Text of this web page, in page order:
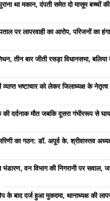
था मकान, दंपती समेत दो मासूम बच्चों
पर लापरवाही का आरोप, परिजनों का
तीन बार जीती रसड़ा विधानसभा,
भष्टाचार को लेकर जिलाध्यक्ष के नेतृत्व
दर्दनाक मौत जबकि दूसरा गंभीररूप से
का गठन: डॉ. अपूर्व के. श्रीवास्तव
वन विभाग की निगरानी पर सवाल,
बाद दर्ज हुआ मुकदमा, थानाध्यक्ष की